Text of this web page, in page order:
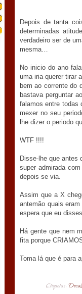
Depois de tanta
determinadas
verdadeiro ser de
mesma…
No inicio do ano
uma iria querer tirar
bem ao corrente do
bastava perguntar
falamos entre todas
mexer no seu
lhe dizer o periodo
WTF !!!!
Disse-lhe que antes
super admirada
depois se via.
Assim que a X
antemão quais
espera que eu
Há gente que nem
fita porque
Toma lá que é para
Etiquetas: